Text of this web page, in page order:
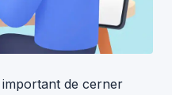
de cerner